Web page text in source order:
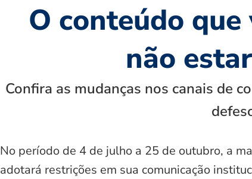
O conteúdo
não
Confira as mudanças nos canais de
No período de 4 de julho a 25 de outubro, a
adotará restrições em sua comunicação